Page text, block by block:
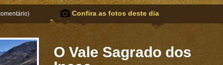
) Confira as fotos deste dia
O Vale Sagrado dos